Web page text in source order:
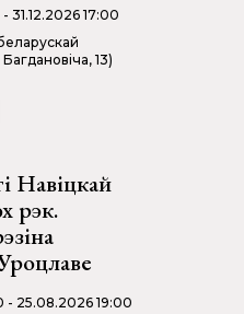
31.12.2026 17:00
13)
Навіцкай
рэк.
- 25.08.2026 19:00